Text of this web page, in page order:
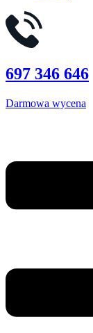
697 346 646
Darmowa wycena